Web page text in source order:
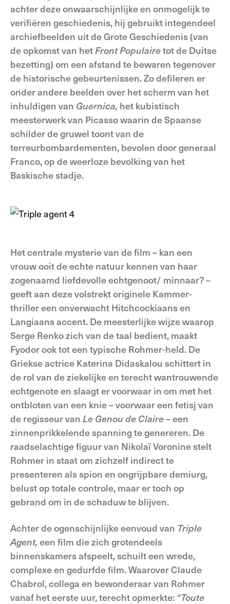
achter deze onwaarschijnlijke en onmogelijk te
verifiëren geschiedenis, hij gebruikt integendeel
archiefbeelden uit de Grote Geschiedenis (van
de opkomst van hetFront Populairetot de Duitse
bezetting) om een afstand te bewaren tegenover
de historische gebeurtenissen. Zo defileren er
onder andere beelden over het scherm van het
inhuldigen van Guernica, het kubistisch
meesterwerk van Picasso waarin de Spaanse
schilder de gruwel toont van de
terreurbombardementen, bevolen door generaal
Franco, op de weerloze bevolking van het
Baskische stadje.
Het centrale mysterie van de film – kan een
vrouw ooit de echte natuur kennen van haar
zogenaamd liefdevolle echtgenoot/ minnaar? –
geeft aan deze volstrekt originele Kammer-
thriller een onverwacht Hitchcockiaans en
Langiaans accent. De meesterlijke wijze waarop
Serge Renko zich van de taal bedient, maakt
Fyodor ook tot een typische Rohmer-held. De
Griekse actrice Katerina Didaskalou schittert in
de rol van de ziekelijke en terecht wantrouwende
echtgenote en slaagt er voorwaar in om met het
ontbloten van een knie – voorwaar een fetisj van
de regisseur van Le Genou de Claire– een
zinnenprikkelende spanning te genereren. De
raadselachtige figuur van Nikolaï Voronine stelt
Rohmer in staat om zichzelf indirect te
presenteren als spion en ongrijpbare demiurg,
belust op totale controle, maar er toch op
gebrand om in de schaduw te blijven.
Achter de ogenschijnlijke eenvoud van Triple
Agent, een film die zich grotendeels
binnenskamers afspeelt, schuilt een wrede,
complexe en gedurfde film. Waarover Claude
Chabrol, collega en bewonderaar van Rohmer
vanaf het eerste uur, terecht opmerkte: “Toute